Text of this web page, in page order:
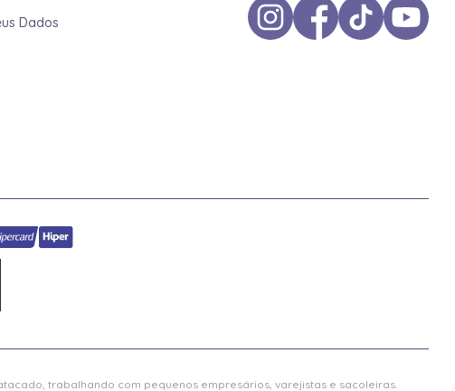
Dados
trabalhando com pequenos empresários, varejistas e sacoleiras.